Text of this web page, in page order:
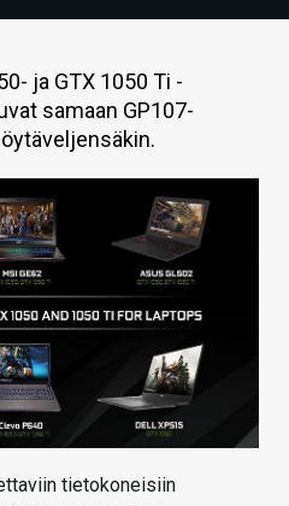
ja GTX 1050 Ti -
samaan GP107-
tietokoneisiin